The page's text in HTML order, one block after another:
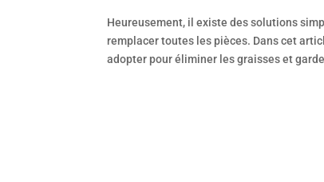
Heureusement, il existe des solutions
remplacer toutes les pièces. Dans cet
adopter pour éliminer les graisses et